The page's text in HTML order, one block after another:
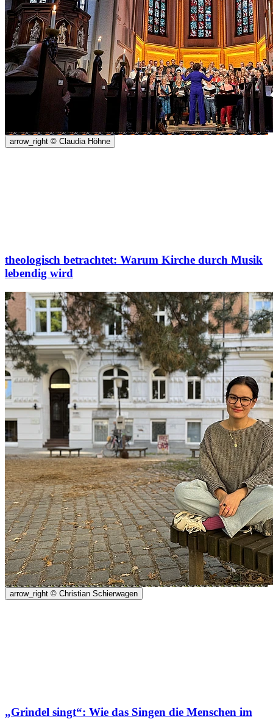
arrow_right © Claudia Höhne
theologisch betrachtet: Warum Kirche durch Musik
lebendig wird
arrow_right © Christian Schierwagen
„Grindel singt“: Wie das Singen die Menschen im